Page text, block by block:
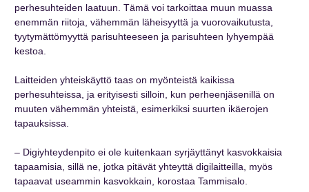
perhesuhteiden laatuun. Tämä voi tarkoittaa muun muassa
enemmän riitoja, vähemmän läheisyyttä ja vuorovaikutusta,
tyytymättömyyttä parisuhteeseen ja parisuhteen lyhyempää
kestoa.
Laitteiden yhteiskäyttö taas on myönteistä kaikissa
perhesuhteissa, ja erityisesti silloin, kun perheenjäsenillä on
muuten vähemmän yhteistä, esimerkiksi suurten ikäerojen
tapauksissa.
– Digiyhteydenpito ei ole kuitenkaan syrjäyttänyt kasvokkaisia
tapaamisia, sillä ne, jotka pitävät yhteyttä digilaitteilla, myös
tapaavat useammin kasvokkain, korostaa Tammisalo.